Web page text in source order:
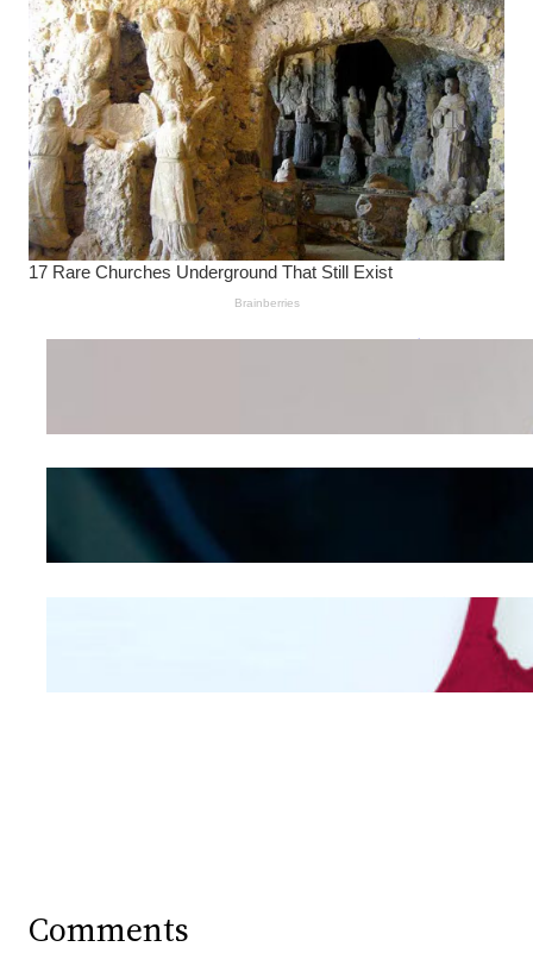
Wanita Pamer Pakaian
Kepribadian
Mengintip Kepribadian
Wanita Dari Warna Bra
Comments